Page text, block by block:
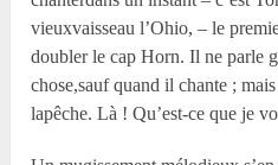
vieuxvaisseau l’Ohio, – le
doubler le cap Horn. Il ne parle
chose,sauf quand il chante ;
lapêche. Là ! Qu’est-ce que je